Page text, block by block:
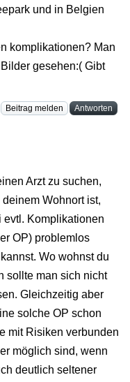
und in Belgien
komplikationen? Man
gesehen:( Gibt
Beitrag melden Antworten
Arzt zu suchen,
Wohnort ist,
Komplikationen
OP) problemlos
Wo wohnst du
sollte man sich nicht
Gleichzeitig aber
solche OP schon
mit Risiken verbunden
möglich sind, wenn
deutlich seltener